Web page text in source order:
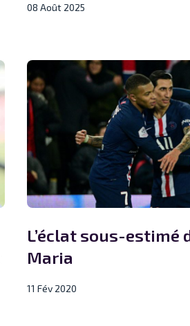
08 Août 2025
L’éclat sous-estimé
Maria
11 Fév 2020